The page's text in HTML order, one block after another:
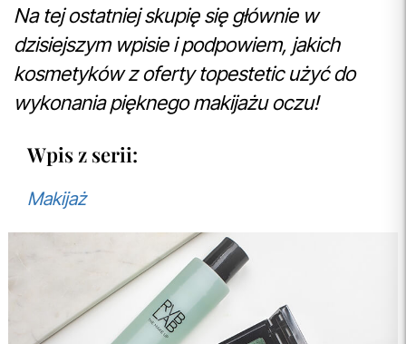
Na tej ostatniej skupię się głównie w
dzisiejszym wpisie i podpowiem, jakich
kosmetyków z oferty topestetic użyć do
wykonania pięknego makijażu oczu!
Wpis z serii:
Makijaż